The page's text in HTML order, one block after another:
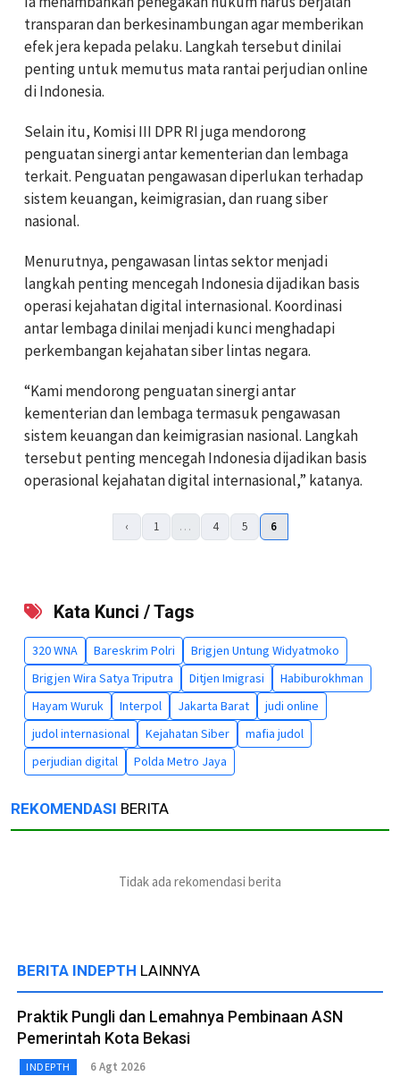
transparan dan berkesinambungan agar memberikan
efek jera kepada pelaku. Langkah tersebut dinilai
penting untuk memutus mata rantai perjudian online
di Indonesia.
Selain itu, Komisi III DPR RI juga mendorong
penguatan sinergi antar kementerian dan lembaga
terkait. Penguatan pengawasan diperlukan terhadap
sistem keuangan, keimigrasian, dan ruang siber
nasional.
Menurutnya, pengawasan lintas sektor menjadi
langkah penting mencegah Indonesia dijadikan basis
operasi kejahatan digital internasional. Koordinasi
antar lembaga dinilai menjadi kunci menghadapi
perkembangan kejahatan siber lintas negara.
“Kami mendorong penguatan sinergi antar
kementerian dan lembaga termasuk pengawasan
sistem keuangan dan keimigrasian nasional. Langkah
tersebut penting mencegah Indonesia dijadikan basis
operasional kejahatan digital internasional,” katanya.
‹ 1 … 4 5 6
Kata Kunci / Tags
320 WNA Bareskrim Polri
Brigjen Untung Widyatmoko
Brigjen Wira Satya Triputra
Ditjen Imigrasi
Habiburokhman
Hayam Wuruk
Interpol Jakarta Barat
judi online
judol internasional
Kejahatan Siber
mafia judol
perjudian digital
Polda Metro Jaya
REKOMENDASI BERITA
Tidak ada rekomendasi berita
BERITA INDEPTH LAINNYA
Praktik Pungli dan Lemahnya Pembinaan ASN
Pemerintah Kota Bekasi
INDEPTH 6 Agt 2026